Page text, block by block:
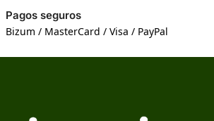
Pagos seguros
Bizum / MasterCard / Visa / PayPal